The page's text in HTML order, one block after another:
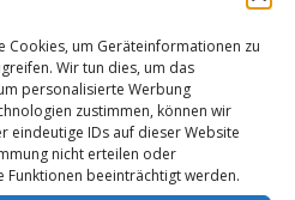
Cookies, um Geräteinformationen zu
Wir tun dies, um das
personalisierte Werbung
zustimmen, können wir
eindeutige IDs auf dieser Website
nicht erteilen oder
Funktionen beeinträchtigt werden.